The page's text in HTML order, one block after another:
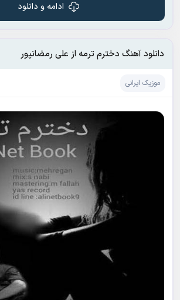
ادامه و دانلود
دانلود آهنگ دخترم ترمه از علی رمضانپور
موزیک ایرانی